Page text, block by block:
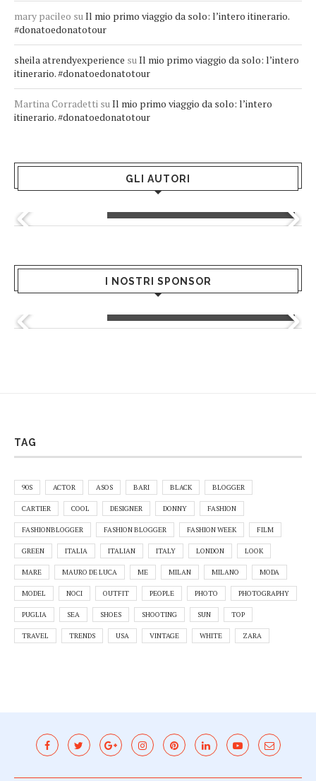
mary pacileo suIl mio primo viaggio da solo: l’intero itinerario.
#donatoedonatotour
sheila atrendyexperience suIl mio primo viaggio da solo: l’intero
itinerario. #donatoedonatotour
Martina Corradetti suIl mio primo viaggio da solo: l’intero
itinerario. #donatoedonatotour
GLI AUTORI
I NOSTRI SPONSOR
TAG
90S ACTOR ASOS BARI BLACK BLOGGER
CARTIER COOL DESIGNER DONNY FASHION
FASHIONBLOGGER FASHION BLOGGER FASHION WEEK FILM
GREEN ITALIA ITALIAN ITALY LONDON LOOK
MARE MAURO DE LUCA ME MILAN MILANO MODA
MODEL NOCI OUTFIT PEOPLE PHOTO PHOTOGRAPHY
PUGLIA SEA SHOES SHOOTING SUN TOP
TRAVEL TRENDS USA VINTAGE WHITE ZARA